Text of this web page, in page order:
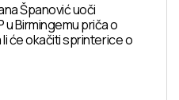
Španović uoči
u Birmingemu priča o
će okačiti sprinterice o